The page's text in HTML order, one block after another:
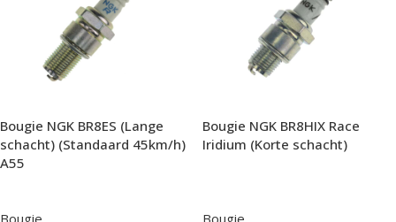
Bougie NGK BR8ES (Lange
schacht) (Standaard 45km/h)
A55
Bougie NGK BR8HIX Race
Iridium (Korte schacht)